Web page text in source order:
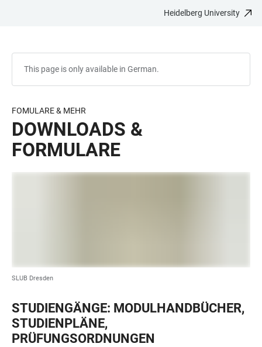
Heidelberg University
This page is only available in German.
FOMULARE & MEHR
DOWNLOADS &
FORMULARE
SLUB Dresden
STUDIENGÄNGE: MODULHANDBÜCHER,
STUDIENPLÄNE,
PRÜFUNGSORDNUNGEN